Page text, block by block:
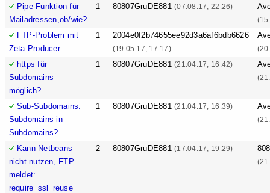
Pipe-Funktion für
Mailadressen,ob/wie?
1 80807GruDE881(07.08.17, 22:26)
FTP-Problem mit
Zeta Producer ...
1 2004e0f2b74655ee92d3a6af6bdb6626
(19.05.17, 17:17)
https für
Subdomains
möglich?
1 80807GruDE881(21.04.17, 16:42)
Sub-Subdomains:
Subdomains in
Subdomains?
1 80807GruDE881(21.04.17, 16:39)
Kann Netbeans
nicht nutzen, FTP
meldet:
require_ssl_reuse
2 80807GruDE881(17.04.17, 19:29)